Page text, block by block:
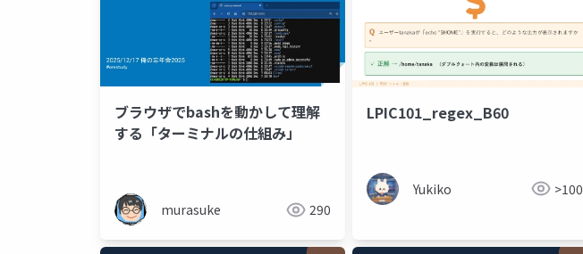
ブラウザでbashを動かして理解
する「ターミナルの仕組み」
murasuke 290
LPIC101_regex_B60
Yukiko >100